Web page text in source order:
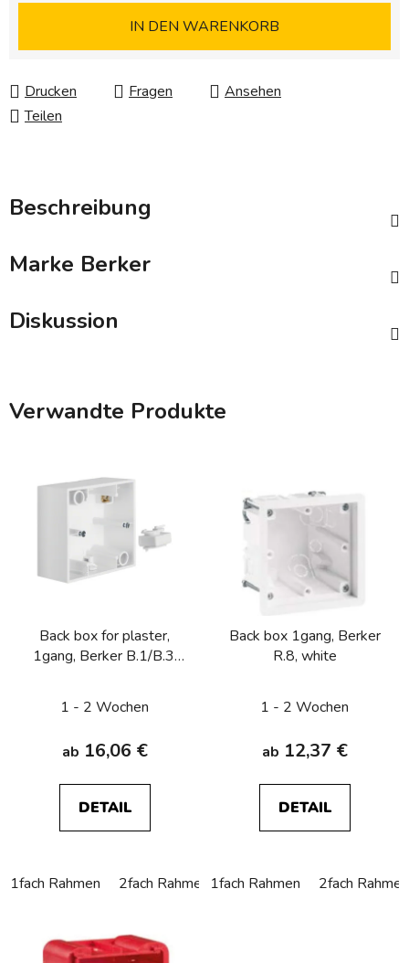
IN DEN WARENKORB
Drucken Fragen
Ansehen
Teilen
Beschreibung
Marke Berker
Diskussion
Verwandte Produkte
Back box for plaster,
1gang, Berker B.1/B.3,
1 - 2 Wochen
ab 16,06 €
DETAIL
1fach Rahmen 2fach Rahmen 3fach Rahmen
Back box 1gang, Berker
R.8, white
1 - 2 Wochen
ab 12,37 €
DETAIL
1fach Rahmen 2fach Rahmen